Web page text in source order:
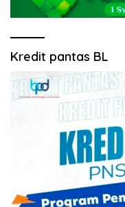
Kredit pantas BL